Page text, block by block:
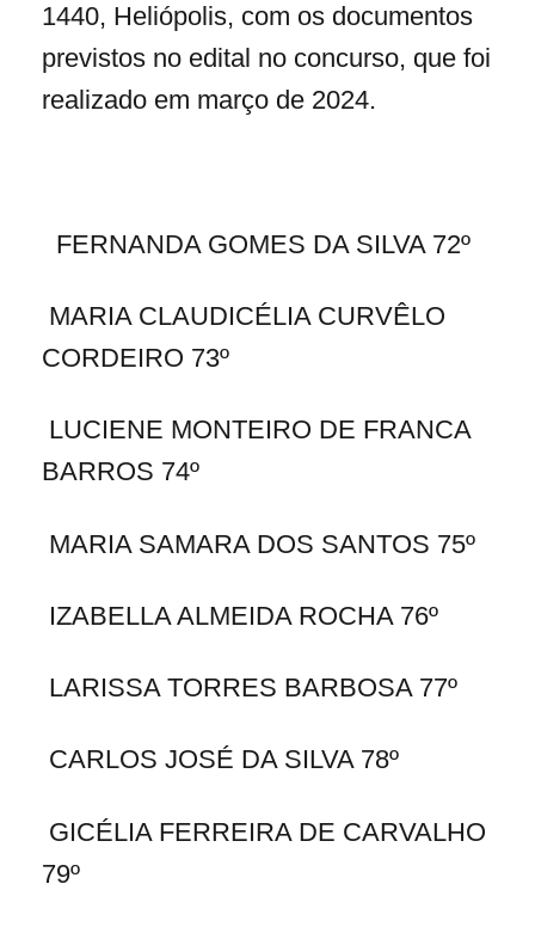
1440, Heliópolis, com os documentos
previstos no edital no concurso, que foi
realizado em março de 2024.
FERNANDA GOMES DA SILVA 72º
MARIA CLAUDICÉLIA CURVÊLO
CORDEIRO 73º
LUCIENE MONTEIRO DE FRANCA
BARROS 74º
MARIA SAMARA DOS SANTOS 75º
IZABELLA ALMEIDA ROCHA 76º
LARISSA TORRES BARBOSA 77º
CARLOS JOSÉ DA SILVA 78º
GICÉLIA FERREIRA DE CARVALHO
79º